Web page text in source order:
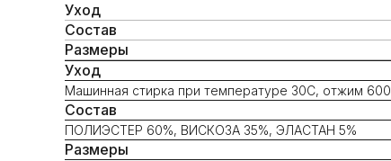
Уход
Состав
Размеры
Уход
Машинная стирка при температуре 30С, отжим
Состав
ПОЛИЭСТЕР 60%, ВИСКОЗА 35%, ЭЛАСТАН 5%
Размеры